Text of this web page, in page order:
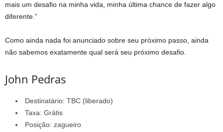
mais um desafio na minha vida, minha última chance de fazer algo
diferente.”
Como ainda nada foi anunciado sobre seu próximo passo, ainda
não sabemos exatamente qual será seu próximo desafio.
John Pedras
Destinatário: TBC (liberado)
Taxa: Grátis
Posição: zagueiro